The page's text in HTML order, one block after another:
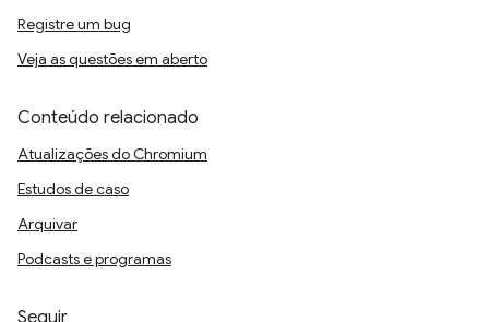
Registre um bug
Veja as questões em aberto
Conteúdo relacionado
Atualizações do Chromium
Estudos de caso
Arquivar
Podcasts e programas
Seguir